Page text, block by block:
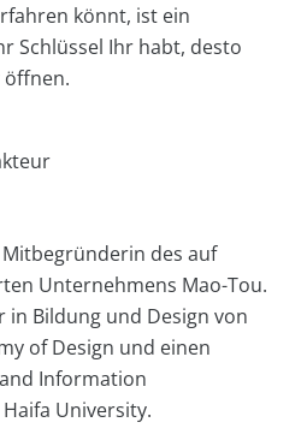
könnt, ist ein
Schlüssel Ihr habt, desto
des auf
Unternehmens Mao-Tou.
in Bildung und Design von
of Design und einen
Information
University.